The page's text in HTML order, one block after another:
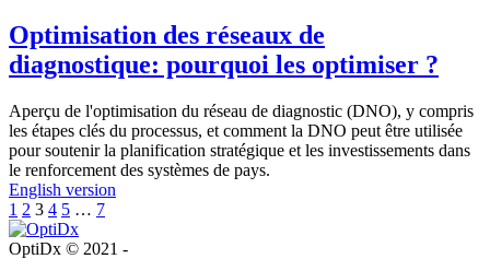
Optimisation des réseaux de
diagnostique: pourquoi les optimiser ?
Aperçu de l'optimisation du réseau de diagnostic (DNO), y compris
les étapes clés du processus, et comment la DNO peut être utilisée
pour soutenir la planification stratégique et les investissements dans
le renforcement des systèmes de pays.
English version
Posts
pagination
1 2 3 4 5 … 7
OptiDx © 2021 -